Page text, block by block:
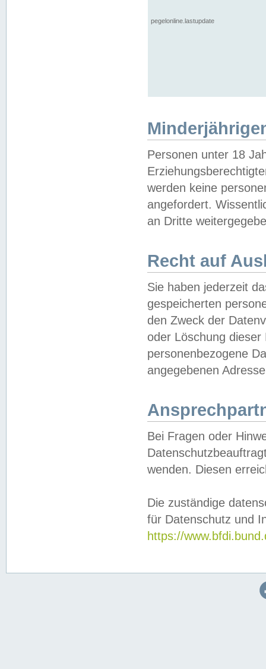
pegelonline.lastupdate
Personen unter 18
werden keine
angefordert.
an Dritte
Recht auf
Sie haben jederzeit
gespeicherten
den Zweck der
oder Löschung
personenbezogene
angegebenen
Bei Fragen oder
wenden. Diesen
Die zuständige
für Datenschutz und
https://